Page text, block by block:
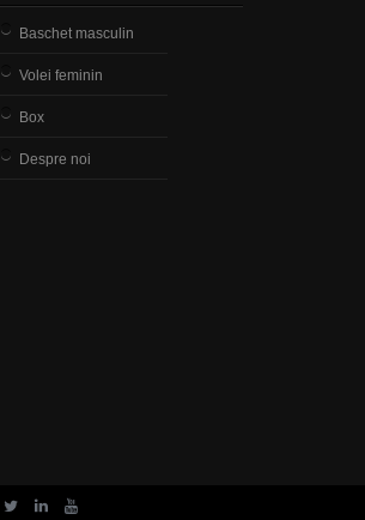
Baschet masculin
Volei feminin
Box
Despre noi